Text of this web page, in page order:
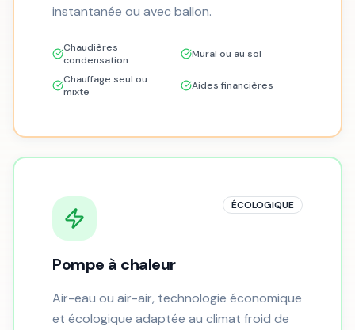
instantanée ou avec ballon.
Chaudières
condensation
Mural ou au sol
Chauffage seul ou
mixte
Aides financières
ÉCOLOGIQUE
Pompe à chaleur
Air-eau ou air-air, technologie économique
et écologique adaptée au climat froid de